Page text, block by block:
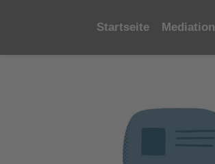
Startseite Mediation